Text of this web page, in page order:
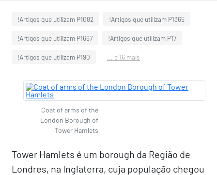
!Artigos que utilizam P1082 !Artigos que utilizam P1365
!Artigos que utilizam P1667 !Artigos que utilizam P17
!Artigos que utilizam P190 ... e 16 mais
Coat of arms of the
London Borough of
Tower Hamlets
Tower Hamlets é um borough da Região de
Londres, na Inglaterra, cuja população chegou